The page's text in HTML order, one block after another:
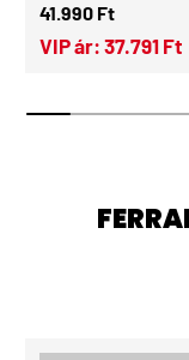
Regular price
41.990 Ft
VIP ár: 37.791 Ft